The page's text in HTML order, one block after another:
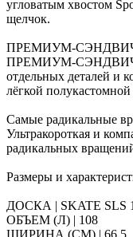
угловатым хвостом
щелчок.
ПРЕМИУМ-
ПРЕМИУМ-СЭНДВИЧ-
отдельных деталей и
лёгкой
Самые радикальные
Ультракороткая и
радикальных
Размеры и
ДОСКА | SKATE SLS
ОБЪЕМ (Л) | 108
ШИРИНА (СМ) | 66.5